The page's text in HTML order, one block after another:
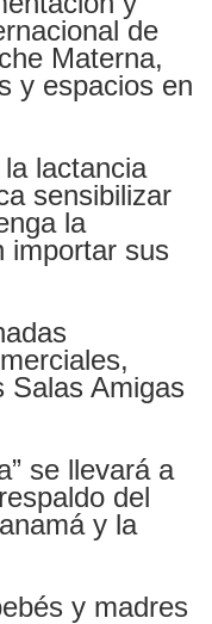
de
Materna,
y espacios en
lactancia
sensibilizar
la
importar sus
Salas Amigas
se llevará a
del
y la
y madres